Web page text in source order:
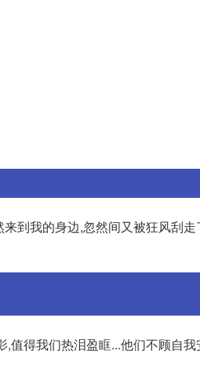
到我的身边,忽然间又被狂风刮走
值得我们热泪盈眶...他们不顾自我